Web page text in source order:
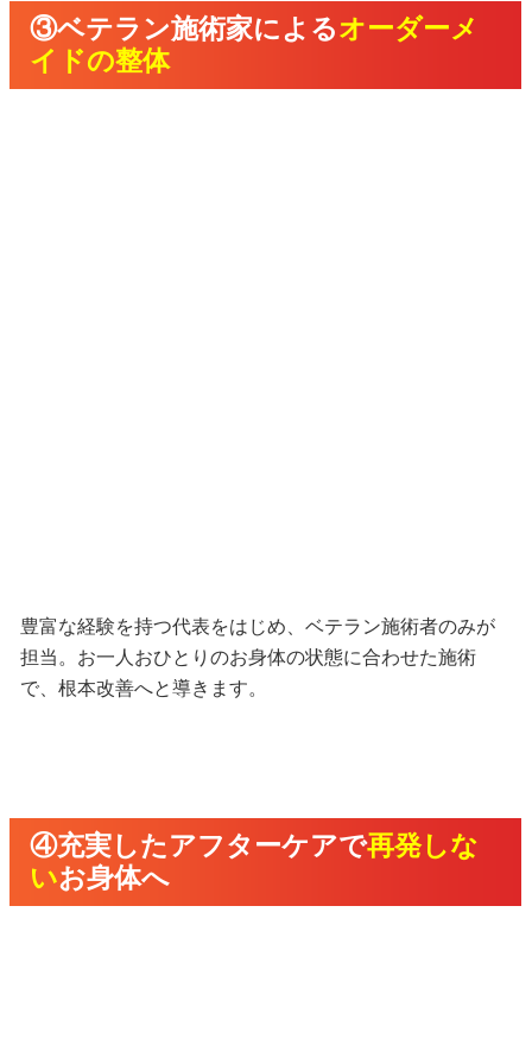
③ベテラン施術家によるオーダーメ
イドの整体
豊富な経験を持つ代表をはじめ、ベテラン施術者のみが
担当。お一人おひとりのお身体の状態に合わせた施術
で、根本改善へと導きます。
④充実したアフターケアで再発しな
いお身体へ